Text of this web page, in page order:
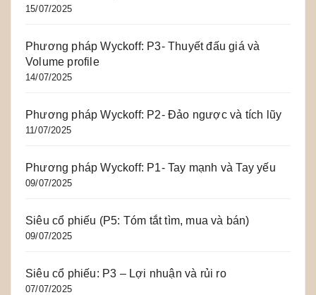
15/07/2025
Phương pháp Wyckoff: P3- Thuyết đấu giá và
Volume profile
14/07/2025
Phương pháp Wyckoff: P2- Đảo ngược và tích lũy
11/07/2025
Phương pháp Wyckoff: P1- Tay mạnh và Tay yếu
09/07/2025
Siêu cổ phiếu (P5: Tóm tắt tìm, mua và bán)
09/07/2025
Siêu cổ phiếu: P3 – Lợi nhuận và rủi ro
07/07/2025